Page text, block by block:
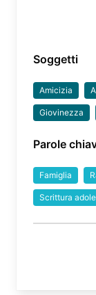
Soggetti
Amicizia
Giovinezza
Parole
Famiglia
Scrittura